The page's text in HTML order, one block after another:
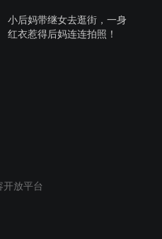
小后妈带继女去逛街，一身
红衣惹得后妈连连拍照！
我做事吗”
开放平台